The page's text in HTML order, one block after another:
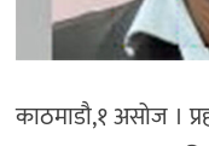
काठमाडौ,१ असोज ।